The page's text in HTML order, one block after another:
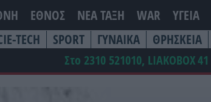
ΕΘΝΟΣ ΝΕΑ ΤΆΞΗ WAR ΥΓΕΙΑ
TECH SPORT ΓΥΝΑΙΚΑ ΘΡΗΣΚΕΙΑ
Στο 2310 521010, LIAKOBOX41